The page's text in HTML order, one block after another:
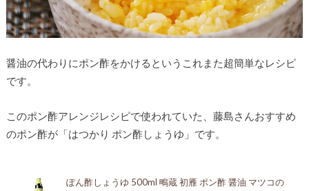
醤油の代わりにポン酢をかけるというこれまた超簡単なレシピ
です。
このポン酢アレンジレシピで使われていた、藤島さんおすすめ
のポン酢が「はつかり ポン酢しょうゆ」です。
ぽん酢しょうゆ 500ml 鴫蔵 初雁 ポン酢 醤油 マツコの